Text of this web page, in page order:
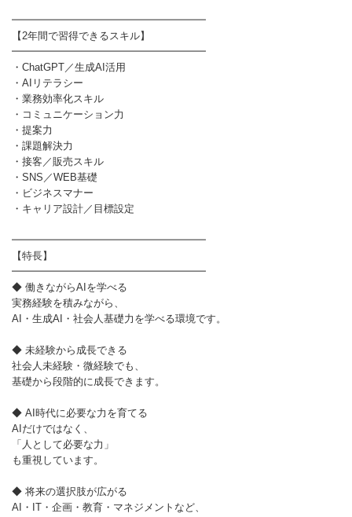
━━━━━━━━━━━━━━━━━━━
【2年間で習得できるスキル】
━━━━━━━━━━━━━━━━━━━
・ChatGPT／生成AI活用
・AIリテラシー
・業務効率化スキル
・コミュニケーション力
・提案力
・課題解決力
・接客／販売スキル
・SNS／WEB基礎
・ビジネスマナー
・キャリア設計／目標設定
━━━━━━━━━━━━━━━━━━━
【特長】
━━━━━━━━━━━━━━━━━━━
◆ 働きながらAIを学べる
実務経験を積みながら、
AI・生成AI・社会人基礎力を学べる環境です。
◆ 未経験から成長できる
社会人未経験・微経験でも、
基礎から段階的に成長できます。
◆ AI時代に必要な力を育てる
AIだけではなく、
「人として必要な力」
も重視しています。
◆ 将来の選択肢が広がる
AI・IT・企画・教育・マネジメントなど、